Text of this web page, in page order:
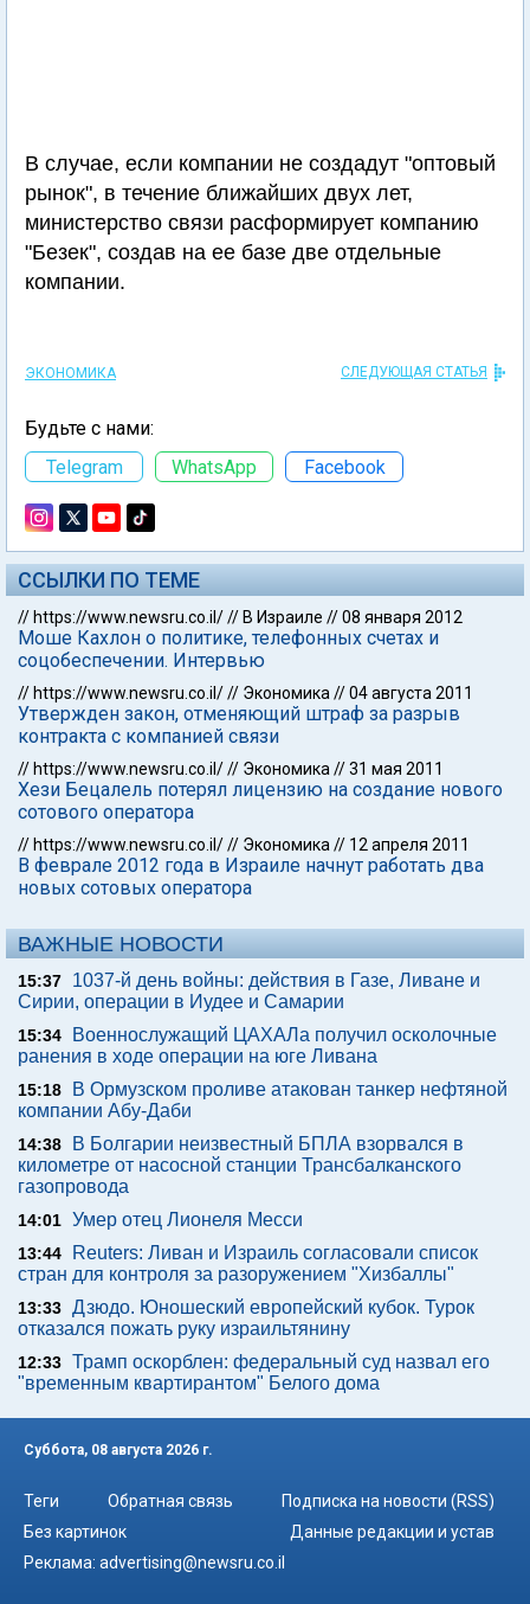
В случае, если компании не создадут "оптовый
рынок", в течение ближайших двух лет,
министерство связи расформирует компанию
"Безек", создав на ее базе две отдельные
компании.
ЭКОНОМИКА СЛЕДУЮЩАЯ СТАТЬЯ
Будьте с нами:
Telegram
WhatsApp Facebook
ССЫЛКИ ПО ТЕМЕ
// https://www.newsru.co.il/// В Израиле //08 января 2012
Моше Кахлон о политике, телефонных счетах и
соцобеспечении. Интервью
// https://www.newsru.co.il/// Экономика //04 августа 2011
Утвержден закон, отменяющий штраф за разрыв
контракта с компанией связи
// https://www.newsru.co.il/// Экономика //31 мая 2011
Хези Бецалель потерял лицензию на создание нового
сотового оператора
// https://www.newsru.co.il/// Экономика // 12 апреля 2011
В феврале 2012 года в Израиле начнут работать два
новых сотовых оператора
ВАЖНЫЕ НОВОСТИ
15:37
1037-й день войны: действия в Газе, Ливане и
Сирии, операции в Иудее и Самарии
15:34
Военнослужащий ЦАХАЛа получил осколочные
ранения в ходе операции на юге Ливана
15:18
В Ормузском проливе атакован танкер нефтяной
компании Абу-Даби
14:38
В Болгарии неизвестный БПЛА взорвался в
километре от насосной станции Трансбалканского
газопровода
14:01 Умер отец Лионеля Месси
13:44
Reuters: Ливан и Израиль согласовали список
стран для контроля за разоружением "Хизбаллы"
13:33 Дзюдо. Юношеский европейский кубок. Турок
отказался пожать руку израильтянину
12:33 Трамп оскорблен: федеральный суд назвал его
"временным квартирантом" Белого дома
Суббота, 08 августа 2026 г.
Теги Обратная связь
Подписка на новости (RSS)
Без картинок
Данные редакции и устав
Реклама: advertising@newsru.co.il